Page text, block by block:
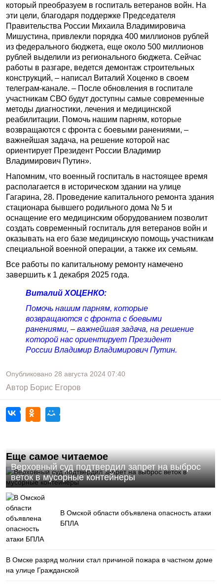
который преобразуем в госпиталь ветеранов войн. На
эти цели, благодаря поддержке Председателя
Правительства России Михаила Владимировича
Мишустина, привлекли порядка 400 миллионов рублей
из федерального бюджета, еще около 500 миллионов
рублей выделили из регионального бюджета. Сейчас
работы в разгаре, ведется демонтаж строительных
конструкций, – написал Виталий Хоценко в своем
телеграм-канале. – После обновления в госпитале
участникам СВО будут доступны самые современные
методы диагностики, лечения и медицинской
реабилитации. Помочь нашим парням, которые
возвращаются с фронта с боевыми ранениями, –
важнейшая задача, на решение которой нас
ориентирует Президент России Владимир
Владимирович Путин».
Напомним, что военный госпиталь в настоящее время
располагается в историческом здании на улице
Гагарина, 28. Проведение капитального ремонта здания
стационара бывшего родильного дома № 5 и
оснащение его медицинским оборудованием позволит
создать современный госпиталь для ветеранов войн и
оказывать на его базе медицинскую помощь участникам
специальной военной операции, а также их семьям.
Все работы по капитальному ремонту намечено
завершить к 1 декабря 2025 года.
Виталий ХОЦЕНКО:
Помочь нашим парням, которые
возвращаются с фронта с боевыми
ранениями, – важнейшая задача, на решение
которой нас ориентирует Президент
России Владимир Владимирович Путин.
Опубликовано 28 августа 2024 07:40
Автор Борис Егоров
Еще самое читаемое
Верховный суд подтвердил запрет на выброс
веток в мусорные контейнеры
В Омской области объявлена опасность атаки
БПЛА
В Омске разряд молнии стал причиной пожара в частном доме
на улице Гражданской